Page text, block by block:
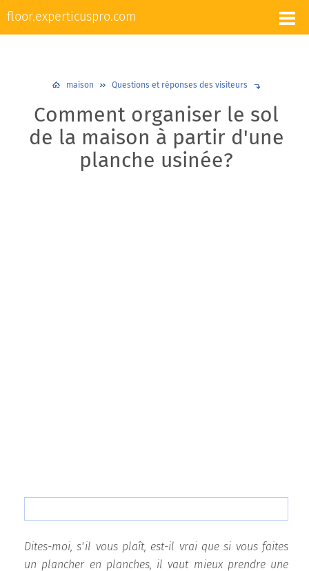
floor.experticuspro.com
L'appareil et la réparation des sols
Plancher chaud Plinthes Design et décoration
maison Questions et réponses des visiteurs
Comment organiser le sol
de la maison à partir d'une
planche usinée?
Dites-moi, s'il vous plaît, est-il vrai que si vous faites
un plancher en planches, il vaut mieux prendre une